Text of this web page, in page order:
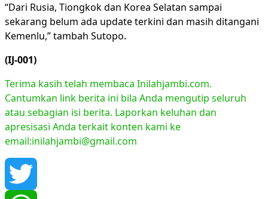
“Dari Rusia, Tiongkok dan Korea Selatan sampai
sekarang belum ada update terkini dan masih ditangani
Kemenlu,” tambah Sutopo.
(IJ-001)
Terima kasih telah membaca Inilahjambi.com.
Cantumkan link berita ini bila Anda mengutip seluruh
atau sebagian isi berita. Laporkan keluhan dan
apresisasi Anda terkait konten kami ke
email:inilahjambi@gmail.com